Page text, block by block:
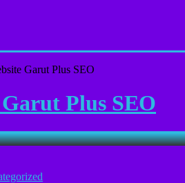
Garut Plus SEO
Plus SEO